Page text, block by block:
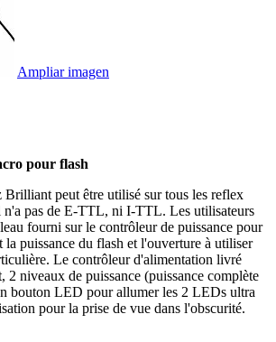
Ampliar imagen
pour flash
peut être utilisé sur tous les reflex
n'a pas de E-TTL, ni I-TTL. Les utilisateurs
fourni sur le contrôleur de puissance pour
la puissance du flash et l'ouverture à utiliser
Le contrôleur d'alimentation livré
2 niveaux de puissance (puissance complète
bouton LED pour allumer les 2 LEDs ultra
pour la prise de vue dans l'obscurité.